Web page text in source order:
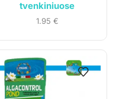
tvenkiniuose
1.95 €